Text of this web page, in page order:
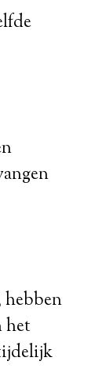
hebben
het